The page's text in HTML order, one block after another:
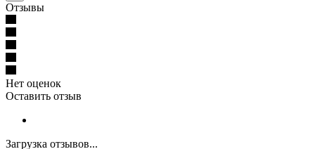
Отзывы
Нет оценок
Оставить отзыв
Загрузка отзывов...